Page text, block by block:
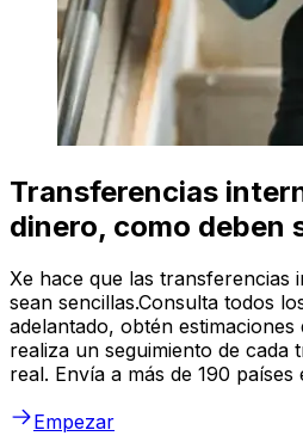
Transferencias
dinero, como deben
Xe hace que las transferencias
sean sencillas.Consulta todos
adelantado, obtén
realiza un seguimiento de cada
real. Envía a más de 190 países
Empezar